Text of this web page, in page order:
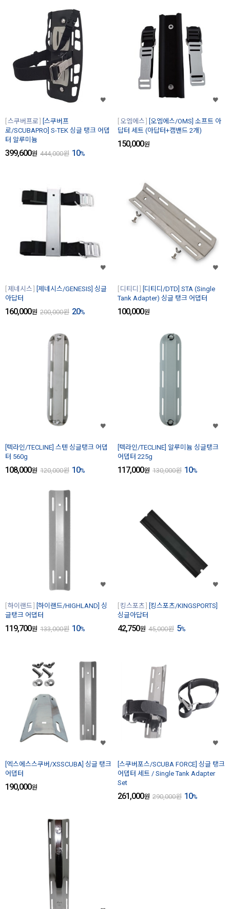
스쿠버프로
[스쿠버프
로/SCUBAPRO] S-TEK 싱글 탱크 어댑
터 알루미늄
399,600원 444,000원 10%
오엠에스
[오엠에스/OMS] 소프트 아
답터 세트 (아답터+캠밴드 2개)
150,000원
제네시스
[제네시스/GENESIS] 싱글
아답터
160,000원 200,000원 20%
디티디
[디티디/DTD] STA (Single
Tank Adapter) 싱글 탱크 어댑터
100,000원
[텍라인/TECLINE] 스텐 싱글탱크 어댑
터 560g
108,000원 120,000원 10%
[텍라인/TECLINE] 알루미늄 싱글탱크
어댑터 225g
117,000원 130,000원 10%
하이랜드
[하이랜드/HIGHLAND] 싱
글탱크 어댑터
119,700원 133,000원 10%
킹스포츠
[킹스포츠/KINGSPORTS]
싱글아답터
42,750원 45,000원 5%
[엑스에스스쿠버/XSSCUBA] 싱글 탱크
어댑터
190,000원
[스쿠버포스/SCUBA FORCE] 싱글 탱크
어댑터 세트 / Single Tank Adapter
Set
261,000원 290,000원 10%